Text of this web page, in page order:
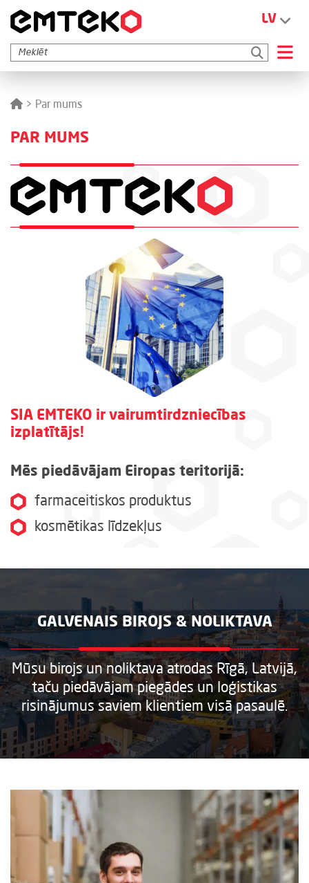
LV
> Par mums
PAR MUMS
SIA EMTEKO ir vairumtirdzniecības
izplatītājs!
Mēs piedāvājam Eiropas teritorijā:
farmaceitiskos produktus
kosmētikas līdzekļus
GALVENAIS BIROJS & NOLIKTAVA
Mūsu birojs un noliktava atrodas Rīgā, Latvijā,
taču piedāvājam piegādes un loģistikas
risinājumus saviem klientiem visā pasaulē.